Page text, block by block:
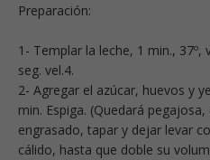
Preparación:
1- Templar la leche, 1 min., 37º,
seg. vel.4.
2- Agregar el azúcar, huevos y
min. Espiga. (Quedará
engrasado, tapar y dejar levar
cálido, hasta que doble su